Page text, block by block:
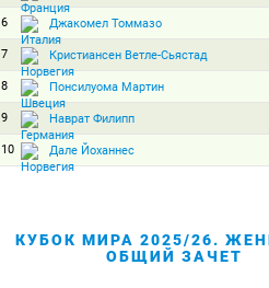
6 Джакомел Томмазо
7 Кристиансен Ветле-Сьястад
8 Понсилуома Мартин
9 Наврат Филипп
10 Дале Йоханнес
КУБОК МИРА 2025/26.
ОБЩИЙ ЗАЧЕТ